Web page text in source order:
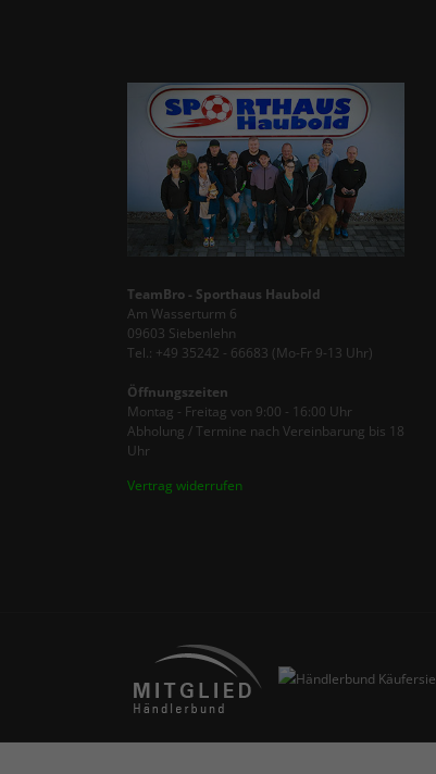
TeamBro - Sporthaus Haubold
Am Wasserturm 6
09603 Siebenlehn
Tel.: +49 35242 - 66683 (Mo-Fr 9-13 Uhr)
Öffnungszeiten
Montag - Freitag von 9:00 - 16:00 Uhr
Abholung / Termine nach Vereinbarung bis 18
Uhr
Vertrag widerrufen